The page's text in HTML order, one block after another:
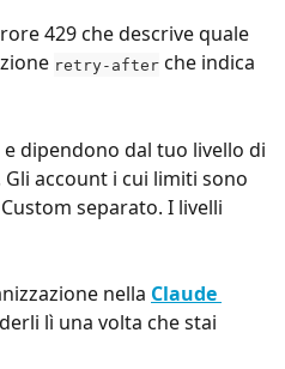
429 che descrive quale
retry-after che indica
dipendono dal tuo livello di
account i cui limiti sono
separato. I livelli
nella Claude
lì una volta che stai